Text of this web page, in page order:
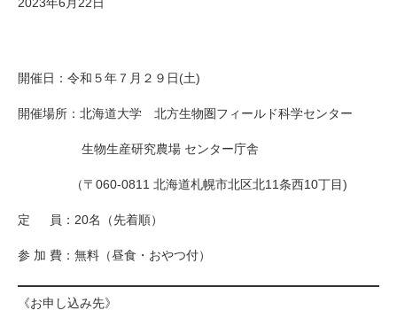
開催日：令和５年７月２９日(土)
開催場所：北海道大学 北方生物圏フィールド科学センター
生物生産研究農場 センター庁舎
（〒060-0811 北海道札幌市北区北11条西10丁目)
定 員：20名（先着順）
参 加 費：無料（昼食・おやつ付）
《お申し込み先》